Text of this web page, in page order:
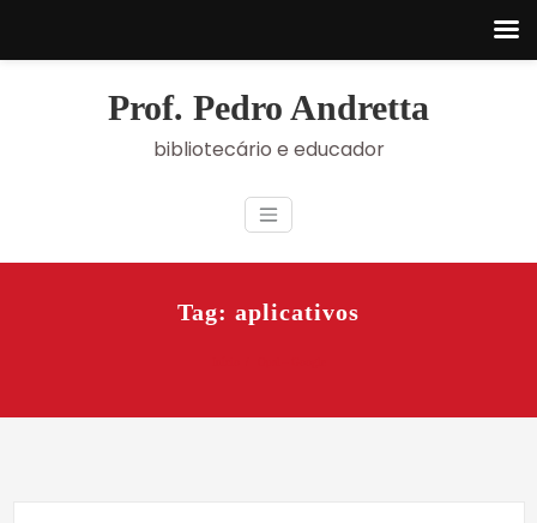
Prof. Pedro Andretta
bibliotecário e educador
Tag: aplicativos